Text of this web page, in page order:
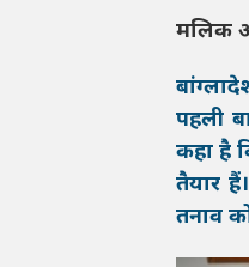
मलिक
पहली
कहा है
तैयार
तनाव